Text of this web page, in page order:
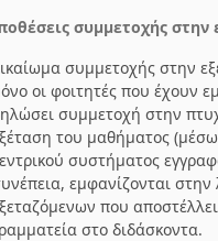
συμμετοχής στην
συμμετοχής στην
οι φοιτητές που έχουν
συμμετοχή στην
του μαθήματος
συστήματος
εμφανίζονται στην
που
στο διδάσκοντα.